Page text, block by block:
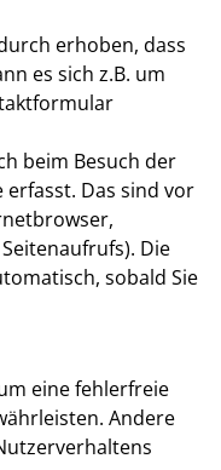
erhoben, dass
es sich z.B. um
beim Besuch der
erfasst. Das sind vor
Die
sobald Sie
eine fehlerfreie
Andere